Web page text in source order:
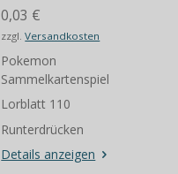
0,03 €
zzgl.Versandkosten
Pokemon
Sammelkartenspiel
Lorblatt 110
Runterdrücken
Details anzeigen